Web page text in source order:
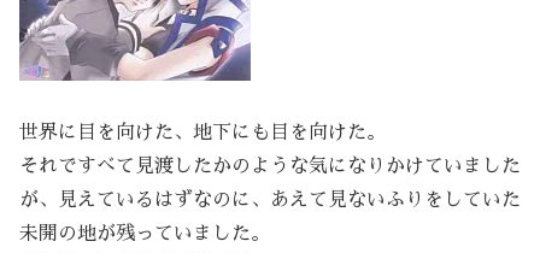
世界に目を向けた、地下にも目を向けた。
それですべて見渡したかのような気になりかけていました
が、見えているはずなのに、あえて見ないふりをしていた
未開の地が残っていました。